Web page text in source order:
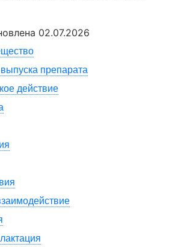
02.07.2026
препарата
действие